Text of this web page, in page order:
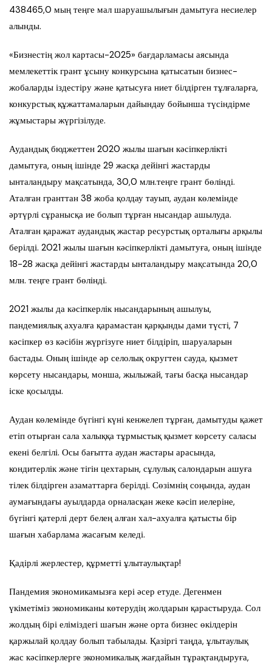
438465,0 мың теңге мал шаруашылығын дамытуға несиелер
алынды.
«Бизнестің жол картасы-2025» бағдарламасы аясында
мемлекеттік грант ұсыну конкурсына қатысатын бизнес-
жобаларды іздестіру және қатысуға ниет білдірген тұлғаларға,
конкурстық құжаттамаларын дайындау бойынша түсіндірме
жұмыстары жүргізілуде.
Аудандық бюджеттен 2020 жылы шағын кәсіпкерлікті
дамытуға, оның ішінде 29 жасқа дейінгі жастарды
ынталандыру мақсатында, 30,0 млн.теңге грант бөлінді.
Аталған гранттан 38 жоба қолдау тауып, аудан көлемінде
әртүрлі сұранысқа ие болып тұрған нысандар ашылуда.
Аталған қаражат аудандық жастар ресурстық орталығы арқылы
берілді. 2021 жылы шағын кәсіпкерлікті дамытуға, оның ішінде
18-28 жасқа дейінгі жастарды ынталандыру мақсатында 20,0
млн. теңге грант бөлінді.
2021 жылы да кәсіпкерлік нысандарының ашылуы,
пандемиялық ахуалға қарамастан қарқынды дами түсті, 7
кәсіпкер өз кәсібін жүргізуге ниет білдіріп, шаруаларын
бастады. Оның ішінде әр селолық округтен сауда, қызмет
көрсету нысандары, монша, жылыжай, тағы басқа нысандар
іске қосылды.
Аудан көлемінде бүгінгі күні кенжелеп тұрған, дамытуды қажет
етіп отырған сала халыққа тұрмыстық қызмет көрсету саласы
екені белгілі. Осы бағытта аудан жастары арасында,
кондитерлік және тігін цехтарын, сұлулық салондарын ашуға
тілек білдірген азаматтарға берілді. Сөзімнің соңында, аудан
аумағындағы ауылдарда орналасқан жеке кәсіп иелеріне,
бүгінгі қатерлі дерт белең алған хал-ахуалға қатысты бір
шағын хабарлама жасағым келеді.
Қадірлі жерлестер, құрметті ұлытаулықтар!
Пандемия экономикамызға кері әсер етуде. Дегенмен
үкіметіміз экономиканы көтерудің жолдарын қарастыруда. Сол
жолдың бірі еліміздегі шағын және орта бизнес өкілдерін
қаржылай қолдау болып табылады. Қазіргі таңда, ұлытаулық
жас кәсіпкерлерге экономикалық жағдайын тұрақтандыруға,